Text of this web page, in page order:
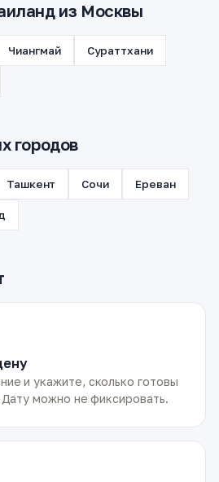
из Москвы
Чиангмай Сураттхани
городов
Ташкент Сочи Ереван
и укажите, сколько готовы
Дату можно не фиксировать.